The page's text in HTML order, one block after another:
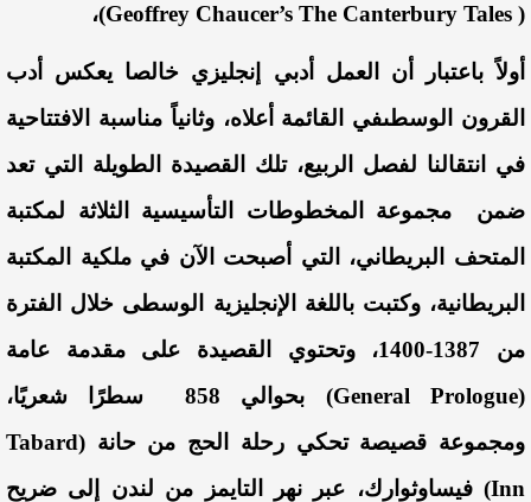
( Geoffrey Chaucer’s
The Canterbury Tales )،
أولا ًباعتبار أن العمل أدبي إنجليزي خالصا يعكس
أدب
القرون
الوسطىفي القائمة أعلاه،وثانيا ًمناسبة
الافتتاحية
في
انتقالنا لفصل الربيع،تلك القصيدة الطويلة التي تعد
ضمن
مجموعة المخطوطات التأسيسية الثلاثة لمكتبة
المتحف
البريطاني، التي أصبحت الآن في ملكية
المكتبة
البريطانية،وكتبت باللغة الإنجليزية الوسطى خلال
الفترة
من
1387-1400 ،وتحتوي القصيدة على مقدمة
عامة
(
General Prologue
) بحوالي 858 سطرًا شعريًا،
ومجموعة قصيصة تحكي رحلة الحج من حانة (
Tabard
Inn
)فيساوثوارك، عبر نهر التايمز من لندن إلى ضريح